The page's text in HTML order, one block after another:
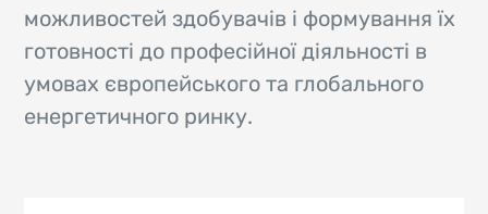
можливостей здобувачів і формування їх
готовності до професійної діяльності в
умовах європейського та глобального
енергетичного ринку.